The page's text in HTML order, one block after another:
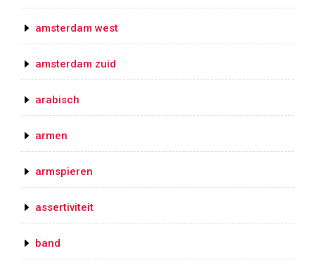
amsterdam west
amsterdam zuid
arabisch
armen
armspieren
assertiviteit
band